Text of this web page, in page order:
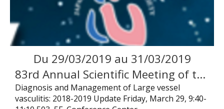
Du 29/03/2019 au 31/03/2019
83rd Annual Scientific Meeting of the Japanese Circulation Society – Symposium 3 Diagnosis and Management of Large vessel vasculitis
Diagnosis and Management of Large vessel
vasculitis: 2018-2019 Update Friday, March 29, 9:40-